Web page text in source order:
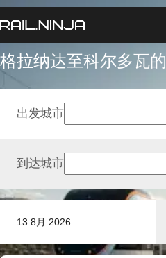
格拉纳达至科尔多瓦
13 8月 2026
出发城市
到达城市